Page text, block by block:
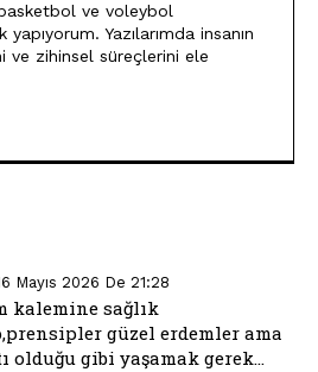
ve voleybol
Yazılarımda insanın
ve zihinsel süreçlerini ele
Mayıs 2026 De 21:28
kalemine sağlık
güzel erdemler ama
olduğu gibi yaşamak gerek…